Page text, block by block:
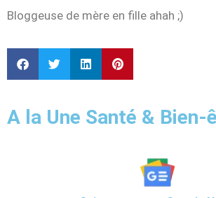
Bloggeuse de mère en fille ahah ;)
A la Une Santé & Bien-